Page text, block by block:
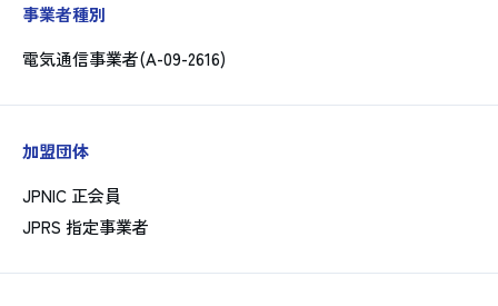
事業者種別
電気通信事業者(A-09-2616)
加盟団体
JPNIC 正会員
JPRS 指定事業者